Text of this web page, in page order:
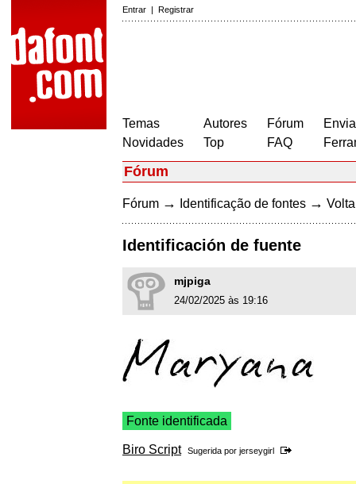
Entrar | Registrar
Temas
Novidades
Autores
Top
Fórum
FAQ
Fórum
Fórum → Identificação de fontes →
Identificación de fuente
mjpiga
24/02/2025 às 19:16
Fonte identificada
Biro Script Sugerida por jerseygirl